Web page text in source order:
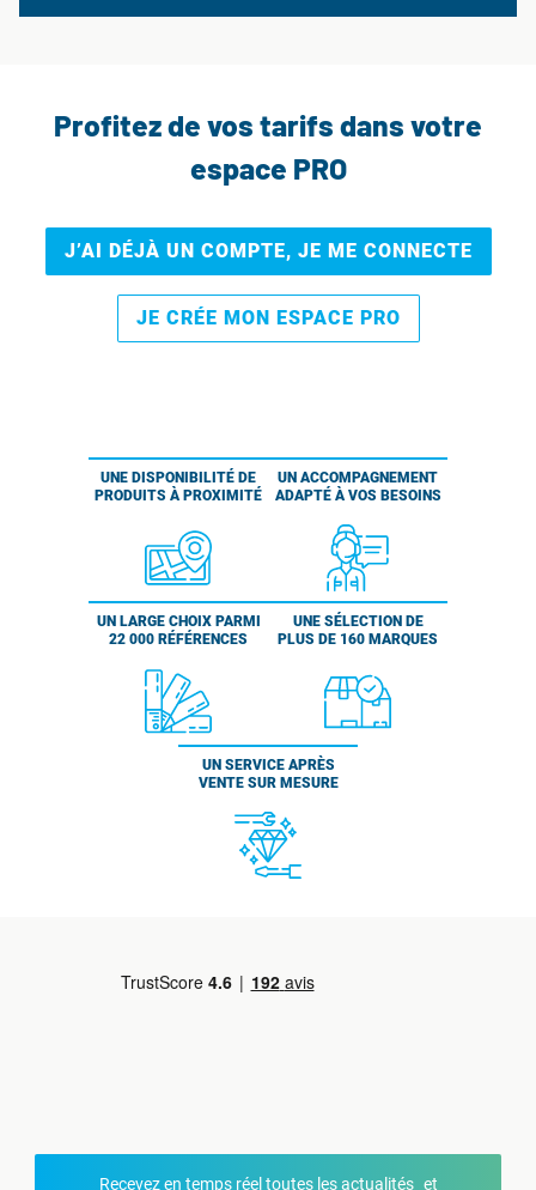
Profitez de vos tarifs dans votre
espace PRO
J’AI DÉJÀ UN COMPTE, JE ME CONNECTE
JE CRÉE MON ESPACE PRO
UNE DISPONIBILITÉ DE
PRODUITS À PROXIMITÉ
UN ACCOMPAGNEMENT
ADAPTÉ À VOS BESOINS
UN LARGE CHOIX PARMI
22 000 RÉFÉRENCES
UNE SÉLECTION DE
PLUS DE 160 MARQUES
UN SERVICE APRÈS
VENTE SUR MESURE
Recevez en temps réel toutes les actualités et